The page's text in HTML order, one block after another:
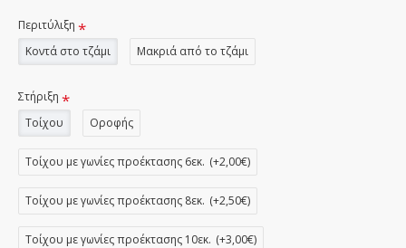
Περιτύλιξη
Κοντά στο τζάμι
Μακριά από το τζάμι
Στήριξη
Τοίχου
Οροφής
Τοίχου με γωνίες προέκτασης 6εκ. (+2,00€)
Τοίχου με γωνίες προέκτασης 8εκ. (+2,50€)
Τοίχου με γωνίες προέκτασης 10εκ. (+3,00€)